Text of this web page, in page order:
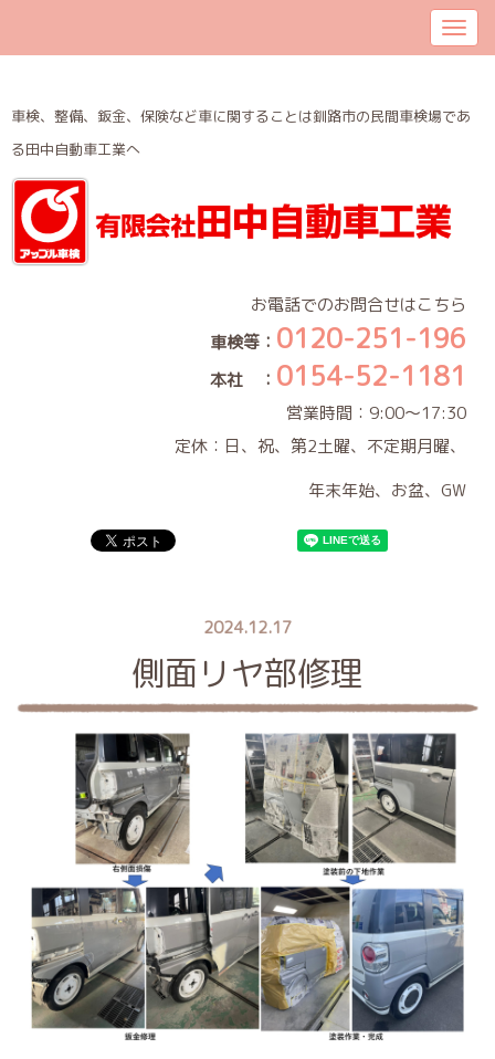
車検、整備、鈑金、保険など車に関することは釧路市の民間車検場であ
る田中自動車工業へ
お電話でのお問合せはこちら
車検等： 0120-251-196
本社 ： 0154-52-1181
営業時間：9:00～17:30
定休：日、祝、第2土曜、不定期月曜、
年末年始、お盆、GW
2024.12.17
側面リヤ部修理